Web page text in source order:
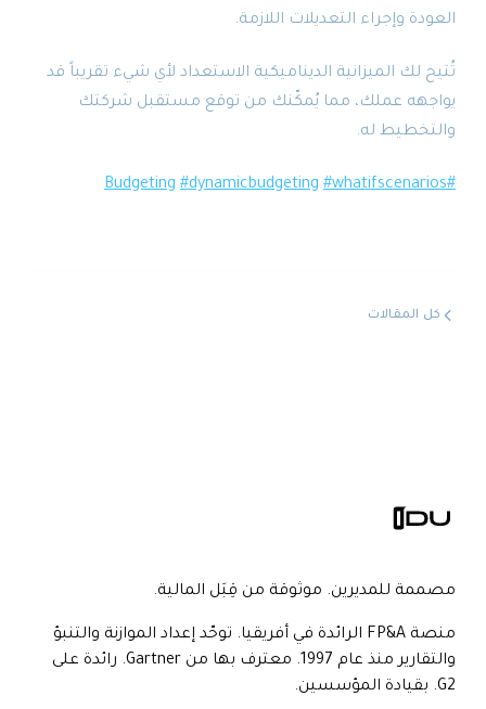
العودة وإجراء التعديلات اللازمة.
تُتيح لك الميزانية الديناميكية الاستعداد لأي شيء تقريباً قد
يواجهه عملك، مما يُمكّنك من توقع مستقبل شركتك
والتخطيط له.
#Budgeting
#dynamicbudgeting #whatifscenarios
كل المقالات
مصممة للمديرين. موثوقة من قِبَل المالية.
منصة FP&A الرائدة في أفريقيا. توحّد إعداد الموازنة والتنبؤ
والتقارير منذ عام 1997. معترف بها من Gartner. رائدة على
G2. بقيادة المؤسسين.